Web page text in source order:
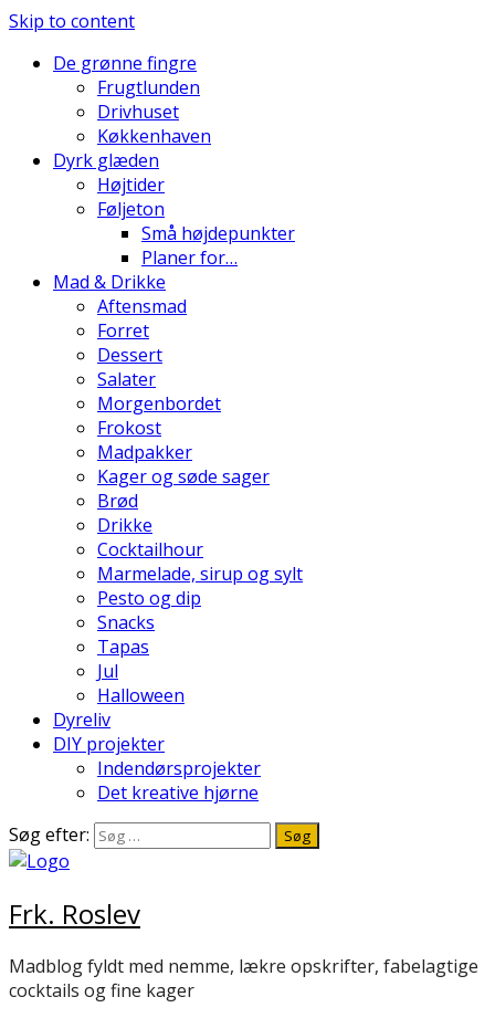
Skip to content
De grønne fingre
Frugtlunden
Drivhuset
Køkkenhaven
Dyrk glæden
Højtider
Føljeton
Små højdepunkter
Planer for…
Mad & Drikke
Aftensmad
Forret
Dessert
Salater
Morgenbordet
Frokost
Madpakker
Kager og søde sager
Brød
Drikke
Cocktailhour
Marmelade, sirup og sylt
Pesto og dip
Snacks
Tapas
Jul
Halloween
Dyreliv
DIY projekter
Indendørsprojekter
Det kreative hjørne
Søg efter:
Frk. Roslev
Madblog fyldt med nemme, lækre opskrifter, fabelagtige
cocktails og fine kager